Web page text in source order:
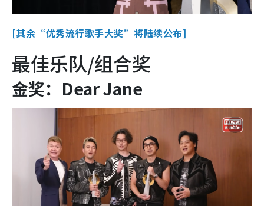
[其余“优秀流行歌手大奖”将陆续公布]
最佳乐队/组合奖
金奖：Dear Jane